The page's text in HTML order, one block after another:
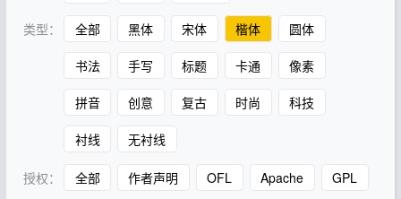
类型： 全部 黑体 宋体 楷体 圆体
书法 手写 标题 卡通 像素
拼音 创意 复古 时尚 科技
衬线 无衬线
授权： 全部 作者声明 OFL Apache GPL